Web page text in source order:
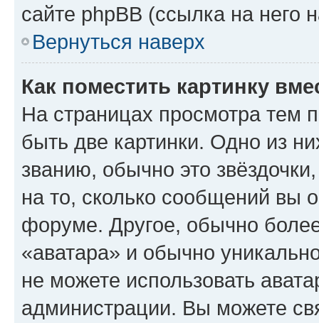
сайте phpBB (ссылка на него
Вернуться наверх
Как поместить картинку
На страницах просмотра тем
быть две картинки. Одно из
званию, обычно это
на то, сколько сообщений вы
форуме. Другое, обычно
«аватара» и обычно
не можете использовать
администрации. Вы можете